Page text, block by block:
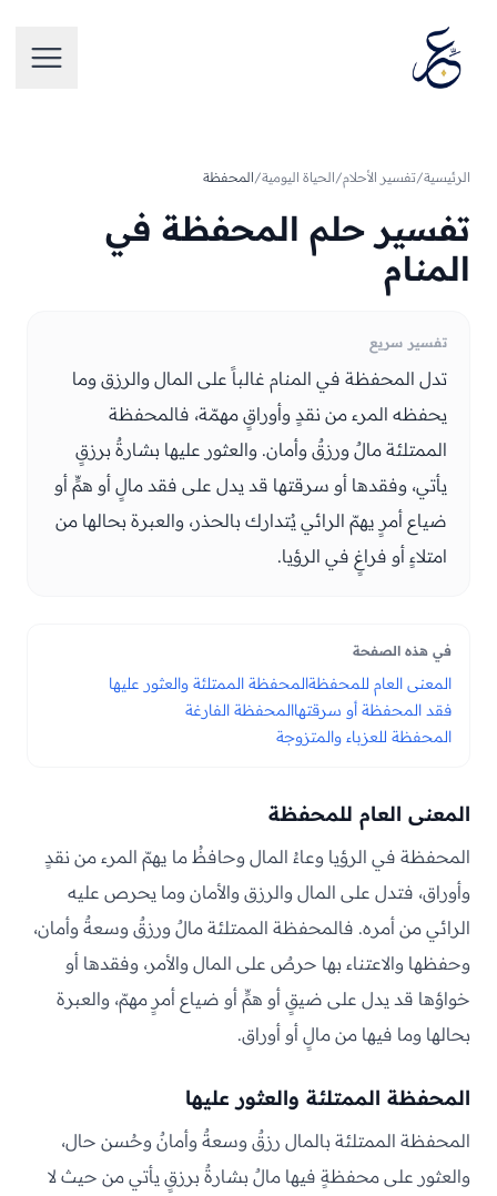
فتح
الرئيسية/تفسير الأحلام/الحياة اليومية/المحفظة
تفسير حلم المحفظة في
المنام
تفسير سريع
تدل المحفظة في المنام غالباً على المال والرزق وما
يحفظه المرء من نقدٍ وأوراقٍ مهمّة، فالمحفظة
الممتلئة مالٌ ورزقٌ وأمان. والعثور عليها بشارةٌ برزقٍ
يأتي، وفقدها أو سرقتها قد يدل على فقد مالٍ أو همٍّ أو
ضياع أمرٍ يهمّ الرائي يُتدارك بالحذر، والعبرة بحالها من
امتلاءٍ أو فراغٍ في الرؤيا.
في هذه الصفحة
المعنى العام للمحفظةالمحفظة الممتلئة والعثور عليها
فقد المحفظة أو سرقتهاالمحفظة الفارغة
المحفظة للعزباء والمتزوجة
المعنى العام للمحفظة
المحفظة في الرؤيا وعاءُ المال وحافظُ ما يهمّ المرء من نقدٍ
وأوراق، فتدل على المال والرزق والأمان وما يحرص عليه
الرائي من أمره. فالمحفظة الممتلئة مالٌ ورزقٌ وسعةٌ وأمان،
وحفظها والاعتناء بها حرصٌ على المال والأمر، وفقدها أو
خواؤها قد يدل على ضيقٍ أو همٍّ أو ضياع أمرٍ مهمّ، والعبرة
بحالها وما فيها من مالٍ أو أوراق.
المحفظة الممتلئة والعثور عليها
المحفظة الممتلئة بالمال رزقٌ وسعةٌ وأمانٌ وحُسن حال،
والعثور على محفظةٍ فيها مالٌ بشارةٌ برزقٍ يأتي من حيث لا